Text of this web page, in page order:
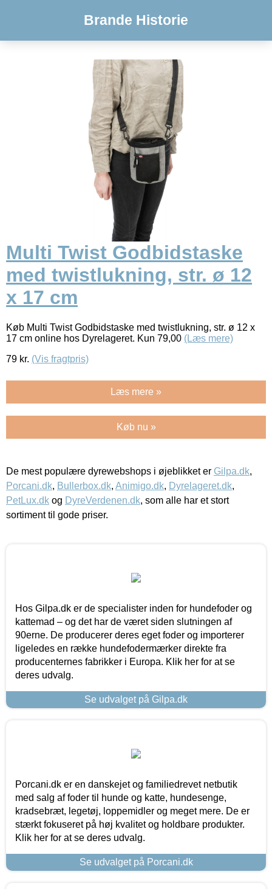
Brande Historie
Multi Twist Godbidstaske
med twistlukning, str. ø 12
x 17 cm
Køb Multi Twist Godbidstaske med twistlukning, str. ø 12 x
17 cm online hos Dyrelageret. Kun 79,00 (Læs mere)
79 kr. (Vis fragtpris)
Læs mere »
Køb nu »
De mest populære dyrewebshops i øjeblikket er Gilpa.dk,
Porcani.dk, Bullerbox.dk, Animigo.dk, Dyrelageret.dk,
PetLux.dk og DyreVerdenen.dk, som alle har et stort
sortiment til gode priser.
Hos Gilpa.dk er de specialister inden for hundefoder og
kattemad – og det har de været siden slutningen af
90erne. De producerer deres eget foder og importerer
ligeledes en række hundefodermærker direkte fra
producenternes fabrikker i Europa. Klik her for at se
deres udvalg.
Se udvalget på Gilpa.dk
Porcani.dk er en danskejet og familiedrevet netbutik
med salg af foder til hunde og katte, hundesenge,
kradsebræt, legetøj, loppemidler og meget mere. De er
stærkt fokuseret på høj kvalitet og holdbare produkter.
Klik her for at se deres udvalg.
Se udvalget på Porcani.dk